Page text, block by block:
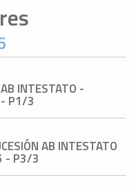
INTESTATO -
P1/3
AB INTESTATO
- P3/3